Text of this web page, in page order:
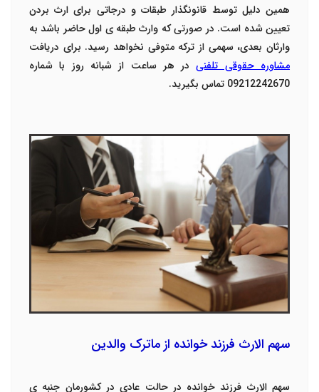
همین دلیل توسط قانونگذار طبقات و درجاتی برای ارث بردن
تعیین شده است. در صورتی که وارث طبقه ی اول حاضر باشد به
وارثان بعدی، سهمی از ترکه متوفی نخواهد رسید. برای دریافت
مشاوره حقوقی تلفنیدر هر ساعت از شبانه روز با شماره
09212242670 تماس بگیرید.
سهم الارث فرزند خوانده از ماترک والدین
سهم الارث فرزند خوانده در حالت عادی در کشورمان جنبه ی